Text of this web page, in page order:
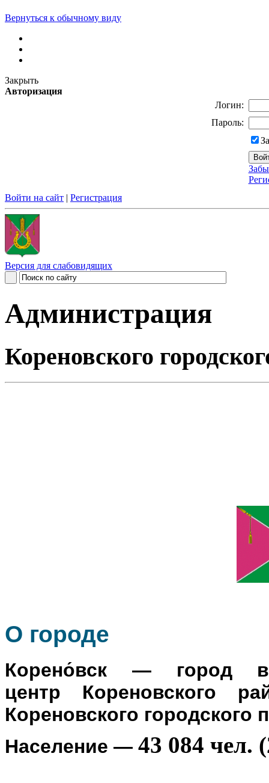
Вернуться к обычному виду
Закрыть
Авторизация
Логин:
Пароль:
Войти на сайт | Регистрация
Версия для слабовидящих
Администрация
Кореновского
О городе
Корено́вск — город в
центр Кореновского
Кореновского городского
Население — 43 084 чел.